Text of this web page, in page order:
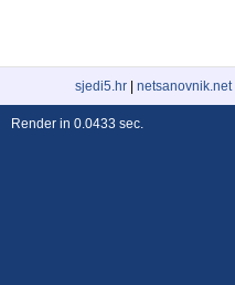
sjedi5.hr netsanovnik.net|
Render in 0.0433 sec.